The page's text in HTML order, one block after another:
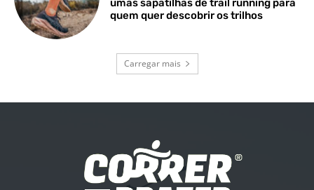
umas sapatilhas de trail running para
quem quer descobrir os trilhos
Carregar mais